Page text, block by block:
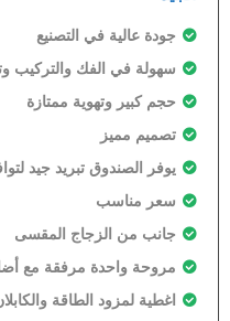
جودة عالية في التصنيع
سهولة في الفك والتركيب
حجم كبير وتهوية ممتازة
تصميم مميز
يوفر الصندوق تبريد جيد
سعر مناسب
جانب من الزجاج المقسى
مروحة واحدة مرفقة مع
اغطية لمزود الطاقة